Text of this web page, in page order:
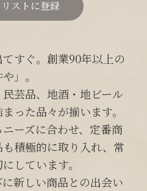
すぐ。創業90年以上の
」。
芸品、地酒・地ビール
った品々が揃います。
ーズに合わせ、定番商
積極的に取り入れ、常
しています。
新しい商品との出会い
ストに登録